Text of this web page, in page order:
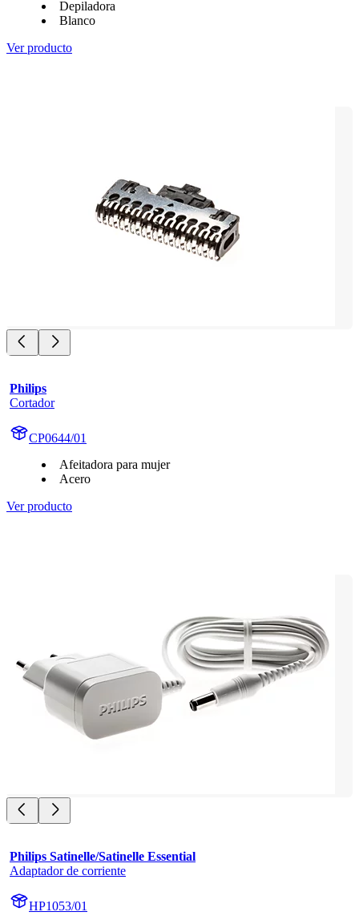
Depiladora
Blanco
Ver producto
Philips
Cortador
CP0644/01
Afeitadora para mujer
Acero
Ver producto
Philips Satinelle/Satinelle Essential
Adaptador de corriente
HP1053/01